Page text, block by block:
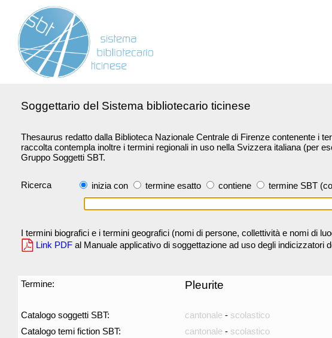
Soggettario del Sistema bibliotecario ticinese
Thesaurus redatto dalla Biblioteca Nazionale Centrale di Firenze contenente i
raccolta contempla inoltre i termini regionali in uso nella Svizzera italiana (per
Gruppo Soggetti SBT.
Ricerca inizia con termine esatto contiene termine SBT
I termini biografici e i termini geografici (nomi di persone, collettività e nomi di
Link PDF al Manuale applicativo di soggettazione ad uso degli indicizzatori
Termine: Pleurite
Catalogo soggetti SBT: cantonale - scolastico
Catalogo temi fiction SBT:
cantonale - scolastico